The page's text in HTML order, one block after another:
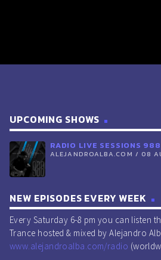
UPCOMING SHOWS
RADIO LIVE SESSIONS 988
ALEJANDROALBA.COM / 08
NEW EPISODES EVERY WEEK
Every Saturday 6-8 pm you can listen
Trance hosted & mixed by Alejandro
www.alejandroalba.com/radio